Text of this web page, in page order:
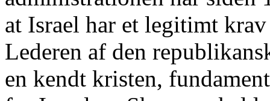
at Israel har et legitimt
Lederen af den
en kendt kristen,